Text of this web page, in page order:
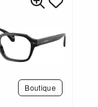
Boutique